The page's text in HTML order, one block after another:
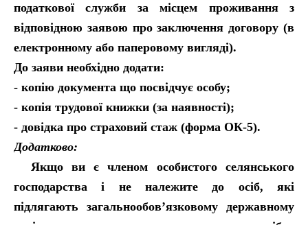
податкової служби за місцем проживання з
відповідною заявою про заключення договору (в
електронному або паперовому вигляді).
До заяви необхідно додати:
- копію документа що посвідчує особу;
- копія трудової книжки (за наявності);
- довідка про страховий стаж (форма ОК-5).
Додатково:
Якщо ви є членом особистого селянського
господарства і не належите до осіб, які
підлягають загальнообов’язковому державному